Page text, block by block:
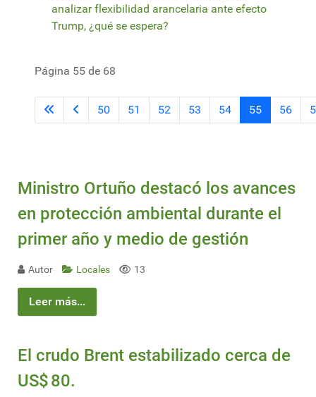
analizar flexibilidad arancelaria ante efecto
Trump, ¿qué se espera?
Página 55 de 68
50 51 52 53 54 55 56
Ministro Ortuño destacó los avances
en protección ambiental durante el
primer año y medio de gestión
Autor Locales 13
Leer más...
El crudo Brent estabilizado cerca de
US$ 80.